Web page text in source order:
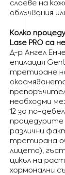
слоеве на
облъчвания
Колко
Lase PRO са
Д-р Ангел
епилация
третиране
необходми
12 за по-
процедурите
различни
третирана
лицето),
цикъл на
хормонални